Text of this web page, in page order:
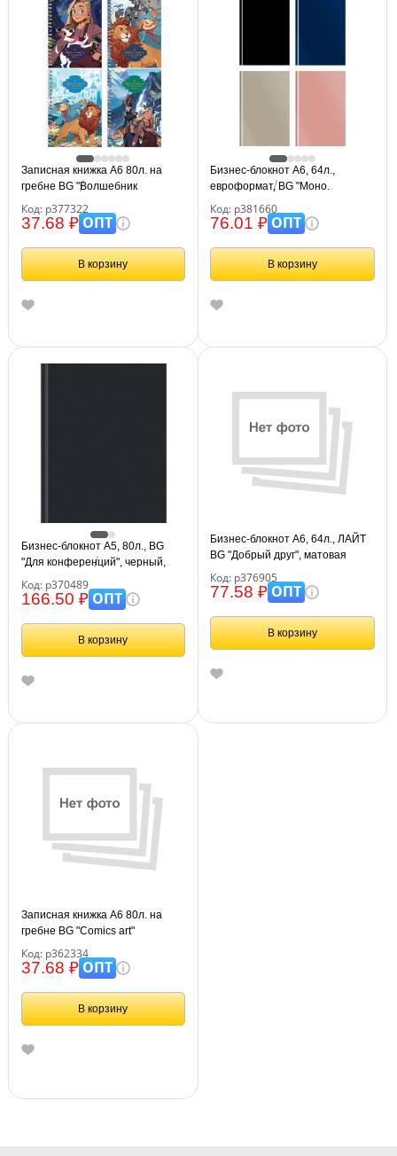
Записная книжка А6 80л. на
гребне BG "Волшебник
Код: р377322
37.68 ₽ОПТ
В корзину
Бизнес-блокнот А6, 64л.,
евроформат, BG "Моно.
ламинация
Код: р381660
76.01 ₽ОПТ
В корзину
Бизнес-блокнот А5, 80л., BG
"Для конференций", черный,
Код: р370489
166.50 ₽ОПТ
В корзину
Бизнес-блокнот А6, 64л., ЛАЙТ
BG "Добрый друг", матовая
Код: р376905
77.58 ₽ОПТ
В корзину
Записная книжка А6 80л. на
гребне BG "Comics art"
Код: р362334
37.68 ₽ОПТ
В корзину